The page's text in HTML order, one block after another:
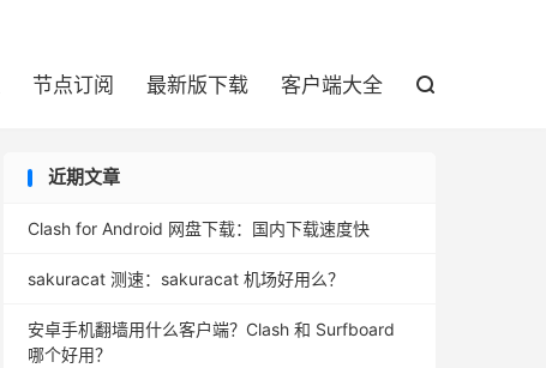
节点订阅 最新版下载 客户端大全 
近期文章
Clash for Android 网盘下载：国内下载速度快
sakuracat 测速：sakuracat 机场好用么？
安卓手机翻墙用什么客户端？Clash 和 Surfboard
哪个好用？